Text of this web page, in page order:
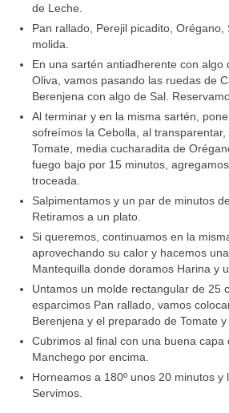
de Leche.
Pan rallado, Perejil picadito, Orégano,
molida.
En una sartén antiadherente con algo
Oliva, vamos pasando las ruedas de
Berenjena con algo de Sal.
Al terminar y en la misma sartén,
sofreímos la Cebolla, al
Tomate, media cucharadita de
fuego bajo por 15 minutos,
troceada.
Salpimentamos y un par de minutos
Retiramos a un plato.
Si queremos, continuamos en la
aprovechando su calor y hacemos
Mantequilla donde doramos Harina y
Untamos un molde rectangular de 25
esparcimos Pan rallado, vamos
Berenjena y el preparado de Tomate y
Cubrimos al final con una buena capa
Manchego por encima.
Horneamos a 180º unos 20 minutos y
Servimos.